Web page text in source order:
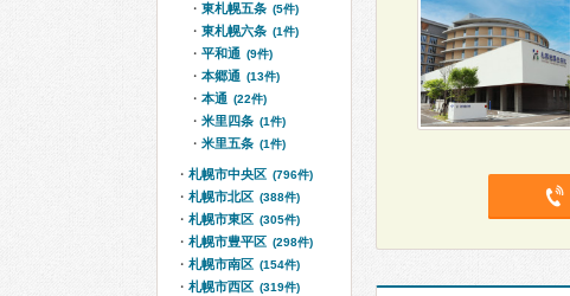
東札幌五条 (5件)
東札幌六条 (1件)
平和通 (9件)
本郷通 (13件)
本通 (22件)
米里四条 (1件)
米里五条 (1件)
札幌市中央区 (796件)
札幌市北区 (388件)
札幌市東区 (305件)
札幌市豊平区 (298件)
札幌市南区 (154件)
札幌市西区 (319件)